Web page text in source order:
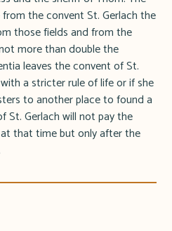
the convent St. Gerlach the
those fields and from the
more than double the
leaves the convent of St.
a stricter rule of life or if she
to another place to found a
St. Gerlach will not pay the
that time but only after the